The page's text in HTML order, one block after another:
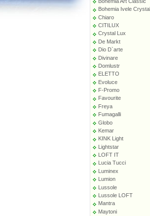
Bohemia Ivele Crystal
Chiaro
CITILUX
Crystal Lux
De Markt
Dio D`arte
Divinare
Domlustr
ELETTO
Evoluce
F-Promo
Favourite
Freya
Fumagalli
Globo
Kemar
KINK Light
Lightstar
LOFT IT
Lucia Tucci
Luminex
Lumion
Lussole
Lussole LOFT
Mantra
Maytoni